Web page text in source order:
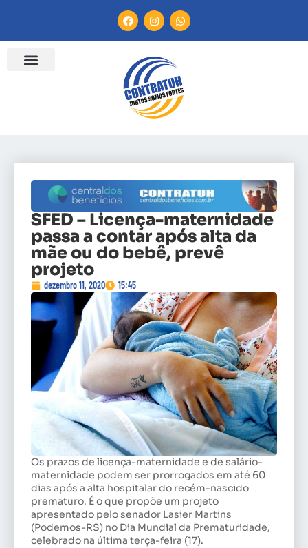
SFED – Licença-maternidade
passa a contar após alta da
mãe ou do bebê, prevê
projeto
dezembro 11, 2020 15:45
Os prazos de licença-maternidade e de salário-
maternidade podem ser prorrogados em até 60
dias após a alta hospitalar do recém-nascido
prematuro. É o que propõe um projeto
apresentado pelo senador Lasier Martins
(Podemos-RS) no Dia Mundial da Prematuridade,
celebrado na última terça-feira (17).